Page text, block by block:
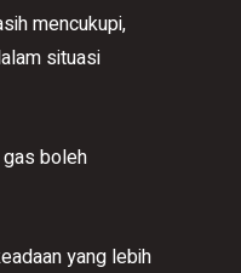
mencukupi,
situasi
gas boleh
yang lebih